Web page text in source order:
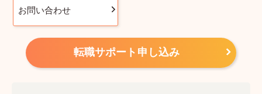
お問い合わせ
転職サポート申し込み